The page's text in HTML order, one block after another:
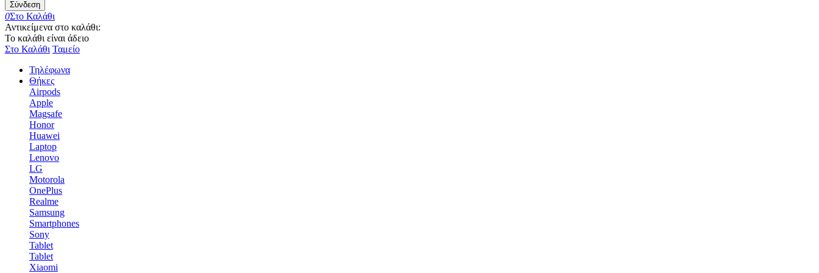
Σύνδεση
0Στο Καλάθι
Αντικείμενα στο καλάθι:
Το καλάθι είναι άδειο
Στο Καλάθι Ταμείο
Τηλέφωνα
Θήκες
Airpods
Apple
Magsafe
Honor
Huawei
Laptop
Lenovo
LG
Motorola
OnePlus
Realme
Samsung
Smartphones
Sony
Tablet
Tablet
Xiaomi